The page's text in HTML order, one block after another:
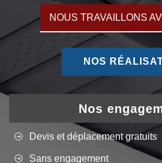
NOUS TRAVAILLONS
NOS
Nos
Devis et déplacement gratuits
Sans engagement